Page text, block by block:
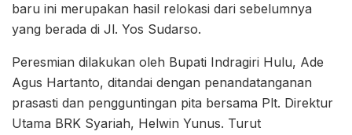
baru ini merupakan hasil relokasi dari sebelumnya
yang berada di Jl. Yos Sudarso.
Peresmian dilakukan oleh Bupati Indragiri Hulu, Ade
Agus Hartanto, ditandai dengan penandatanganan
prasasti dan pengguntingan pita bersama Plt. Direktur
Utama BRK Syariah, Helwin Yunus. Turut